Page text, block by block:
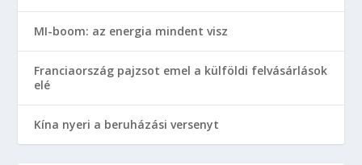
MI-boom: az energia mindent visz
Franciaország pajzsot emel a külföldi felvásárlások
elé
Kína nyeri a beruházási versenyt